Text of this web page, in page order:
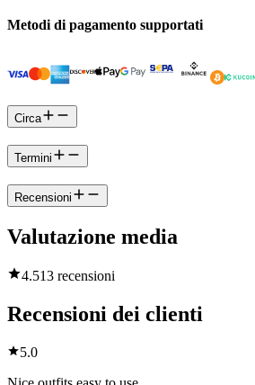
Metodi di pagamento supportati
Circa
Termini
Recensioni
Valutazione media
4.513 recensioni
Recensioni dei clienti
5.0